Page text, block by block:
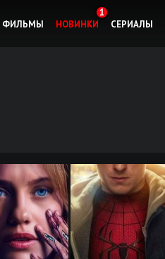
ФИЛЬМЫ НОВИНКИ
1
СЕРИАЛЫ